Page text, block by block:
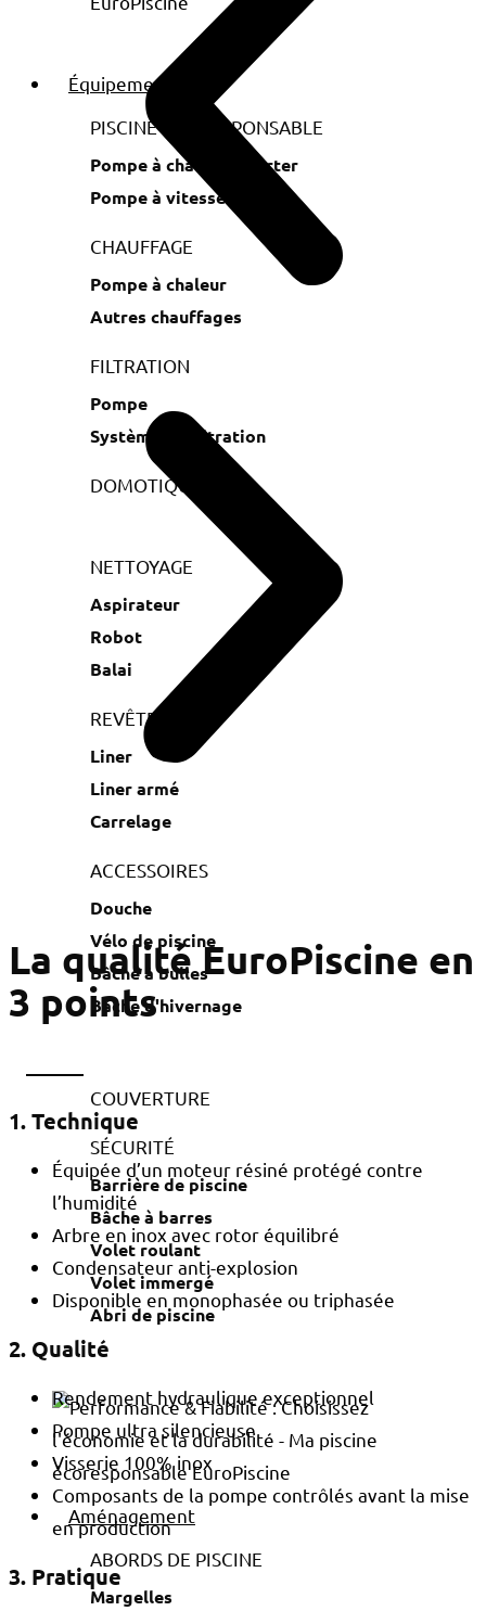
Équipements
PISCINE ECORESPONSABLE
Pompe à chaleur Inverter
Pompe à vitesse variable
CHAUFFAGE
Pompe à chaleur
Autres chauffages
FILTRATION
Pompe
Système de filtration
DOMOTIQUE
NETTOYAGE
Aspirateur
Robot
Balai
REVÊTEMENT
Liner
Liner armé
Carrelage
ACCESSOIRES
Douche
Vélo de piscine
Bâche à bulles
Bâche d'hivernage
COUVERTURE
SÉCURITÉ
Barrière de piscine
Bâche à barres
Volet roulant
Volet immergé
Abri de piscine
Aménagement
ABORDS DE PISCINE
Margelles
La qualité EuroPiscine en
3 points
1. Technique
Équipée d’un moteur résiné protégé contre
l’humidité
Arbre en inox avec rotor équilibré
Condensateur anti-explosion
Disponible en monophasée ou triphasée
2. Qualité
Rendement hydraulique exceptionnel
Pompe ultra silencieuse
Visserie 100% inox
Composants de la pompe contrôlés avant la mise
en production
3. Pratique